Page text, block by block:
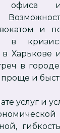
и
и
в
Харькове
в
проще и
услуг и